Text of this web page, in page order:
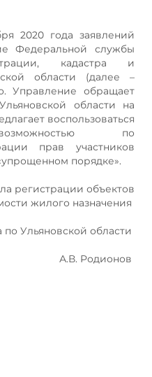
2020 года заявлений
Федеральной службы
кадастра и
области (далее –
Управление обращает
области на
воспользоваться
по
прав участников
порядке».
регистрации объектов
жилого назначения
Ульяновской области
А.В. Родионов